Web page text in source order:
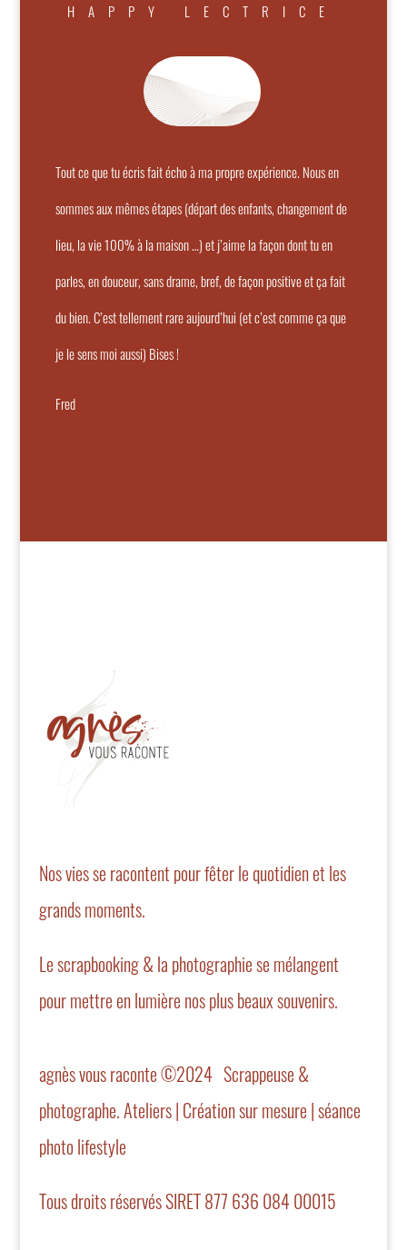
HAPPY LECTRICE
Tout ce que tu écris fait écho à ma propre expérience. Nous en
sommes aux mêmes étapes (départ des enfants, changement de
lieu, la vie 100% à la maison …) et j’aime la façon dont tu en
parles, en douceur, sans drame, bref, de façon positive et ça fait
du bien. C’est tellement rare aujourd’hui (et c’est comme ça que
je le sens moi aussi) Bises !
Fred
Nos vies se racontent pour fêter le quotidien et les
grands moments.
Le scrapbooking & la photographie se mélangent
pour mettre en lumière nos plus beaux souvenirs.
agnès vous raconte ©2024 Scrappeuse &
photographe. Ateliers | Création sur mesure | séance
photo lifestyle
Tous droits réservés SIRET 877 636 084 00015